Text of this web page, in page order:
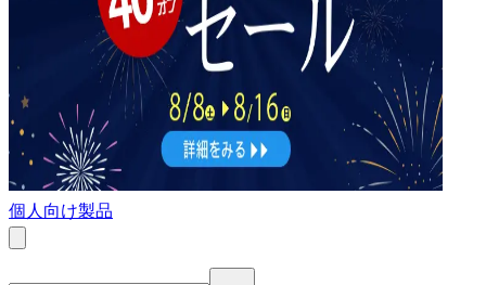
個人向け製品